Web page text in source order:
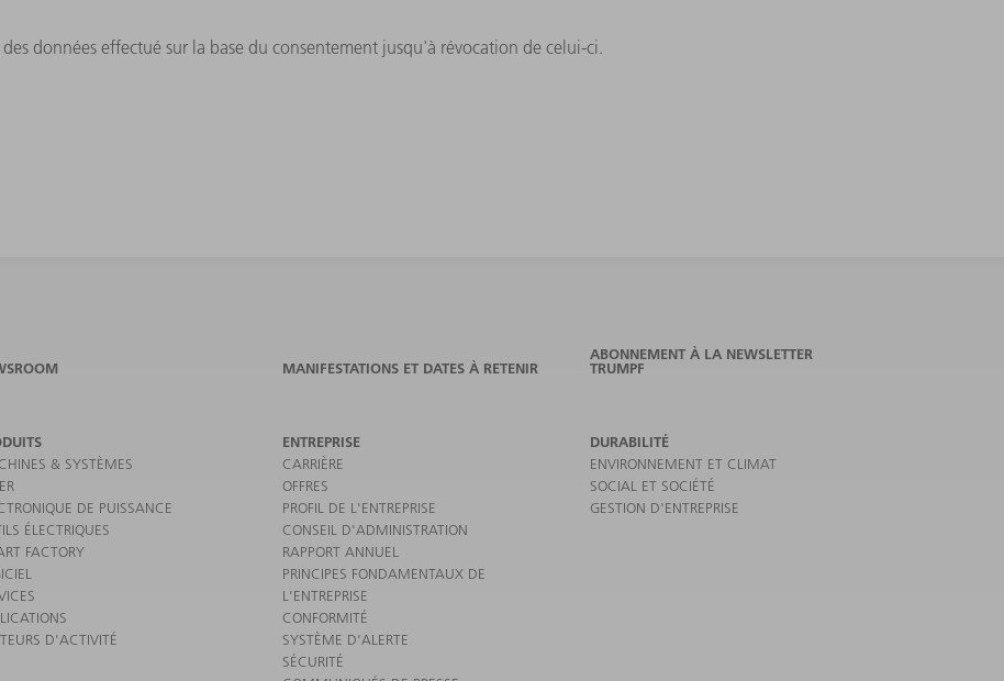
données effectué sur la base du consentement jusqu'à révocation de celui-ci.
MANIFESTATIONS ET DATES À RETENIR
ABONNEMENT À LA NEWSLETTER
TRUMPF
& SYSTÈMES
DE PUISSANCE
ÉLECTRIQUES
FACTORY
D'ACTIVITÉ
ENTREPRISE
CARRIÈRE
OFFRES
PROFIL DE L'ENTREPRISE
CONSEIL D'ADMINISTRATION
RAPPORT ANNUEL
PRINCIPES FONDAMENTAUX DE
L'ENTREPRISE
CONFORMITÉ
SYSTÈME D'ALERTE
SÉCURITÉ
DURABILITÉ
ENVIRONNEMENT ET CLIMAT
SOCIAL ET SOCIÉTÉ
GESTION D'ENTREPRISE